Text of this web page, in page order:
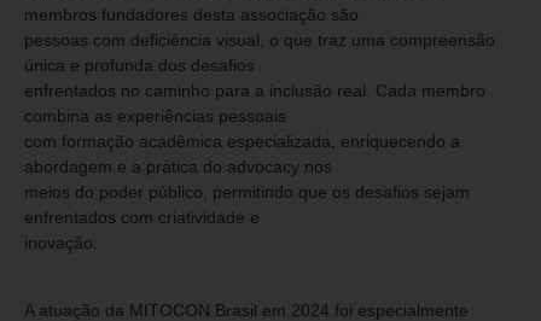
membros fundadores desta associação são
pessoas com deficiência visual, o que traz uma compreensão
única e profunda dos desafios
enfrentados no caminho para a inclusão real. Cada membro
combina as experiências pessoais
com formação acadêmica especializada, enriquecendo a
abordagem e a prática do advocacy nos
meios do poder público, permitindo que os desafios sejam
enfrentados com criatividade e
inovação.
A atuação da MITOCON Brasil em 2024 foi especialmente